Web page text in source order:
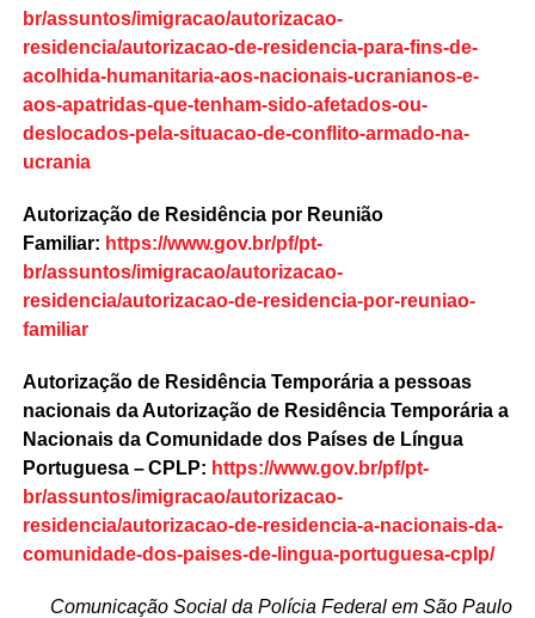
br/assuntos/imigracao/autorizacao-
residencia/autorizacao-de-residencia-para-fins-de-
acolhida-humanitaria-aos-nacionais-ucranianos-e-
aos-apatridas-que-tenham-sido-afetados-ou-
deslocados-pela-situacao-de-conflito-armado-na-
ucrania
Autorização de Residência por Reunião
Familiar: https://www.gov.br/pf/pt-
br/assuntos/imigracao/autorizacao-
residencia/autorizacao-de-residencia-por-reuniao-
familiar
Autorização de Residência Temporária a pessoas
nacionais da Autorização de Residência Temporária a
Nacionais da Comunidade dos Países de Língua
Portuguesa – CPLP: https://www.gov.br/pf/pt-
br/assuntos/imigracao/autorizacao-
residencia/autorizacao-de-residencia-a-nacionais-da-
comunidade-dos-paises-de-lingua-portuguesa-cplp/
Comunicação Social da Polícia Federal em São Paulo